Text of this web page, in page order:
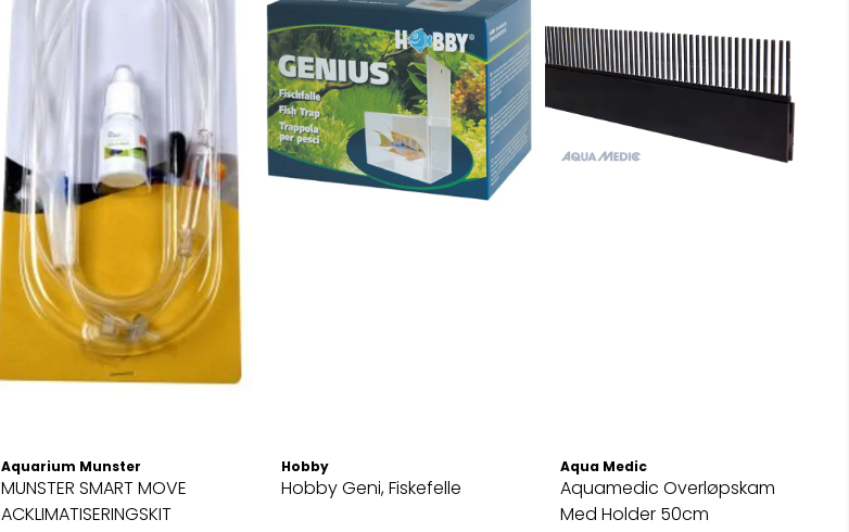
Aquarium Munster
MUNSTER SMART MOVE
ACKLIMATISERINGSKIT
Hobby
Hobby Geni, Fiskefelle
Aqua Medic
Aquamedic Overløpskam
Med Holder 50cm